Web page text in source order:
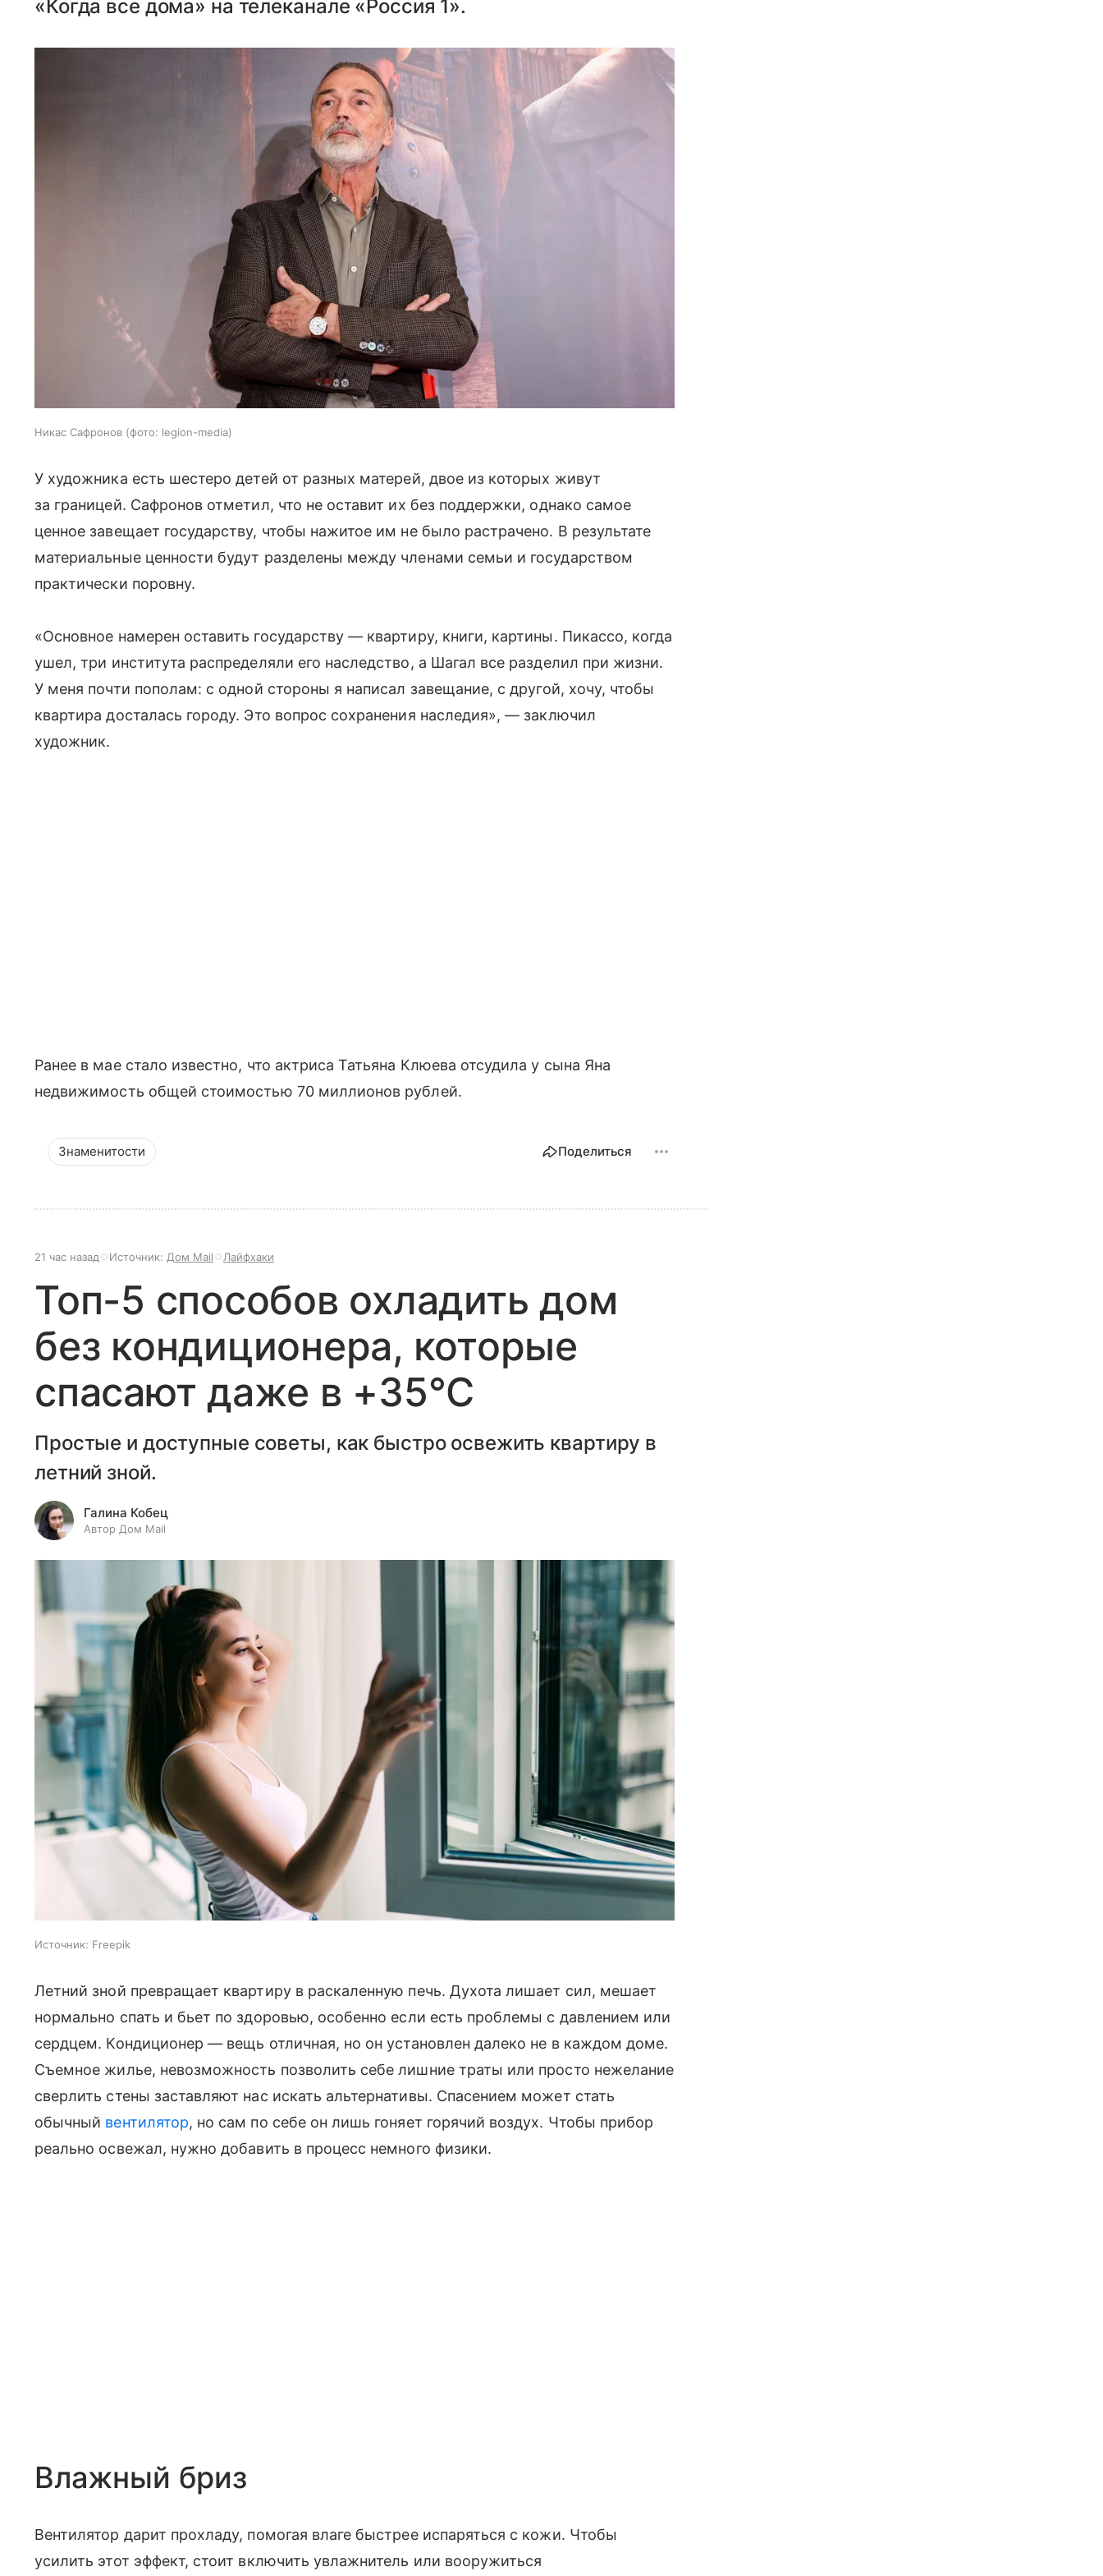
«Когда все дома» на телеканале «Россия 1».
Никас Сафронов (фото: legion-media)
У художника есть шестеро детей от разных матерей, двое из которых живут
за границей. Сафронов отметил, что не оставит их без поддержки, однако самое
ценное завещает государству, чтобы нажитое им не было растрачено. В результате
материальные ценности будут разделены между членами семьи и государством
практически поровну.
«Основное намерен оставить государству — квартиру, книги, картины. Пикассо, когда
ушел, три института распределяли его наследство, а Шагал все разделил при жизни.
У меня почти пополам: с одной стороны я написал завещание, с другой, хочу, чтобы
квартира досталась городу. Это вопрос сохранения наследия», — заключил
художник.
Ранее в мае стало известно, что актриса Татьяна Клюева отсудила у сына Яна
недвижимость общей стоимостью 70 миллионов рублей.
Знаменитости Поделиться
21 час назад Источник: Дом Mail Лайфхаки
Топ-5 способов охладить дом
без кондиционера, которые
спасают даже в +35°C
Простые и доступные советы, как быстро освежить квартиру в
летний зной.
Галина Кобец
Автор Дом Mail
Источник: Freepik
Летний зной превращает квартиру в раскаленную печь. Духота лишает сил, мешает
нормально спать и бьет по здоровью, особенно если есть проблемы с давлением или
сердцем. Кондиционер — вещь отличная, но он установлен далеко не в каждом доме.
Съемное жилье, невозможность позволить себе лишние траты или просто нежелание
сверлить стены заставляют нас искать альтернативы. Спасением может стать
обычный вентилятор, но сам по себе он лишь гоняет горячий воздух. Чтобы прибор
реально освежал, нужно добавить в процесс немного физики.
Влажный бриз
Вентилятор дарит прохладу, помогая влаге быстрее испаряться с кожи. Чтобы
усилить этот эффект, стоит включить увлажнитель или вооружиться